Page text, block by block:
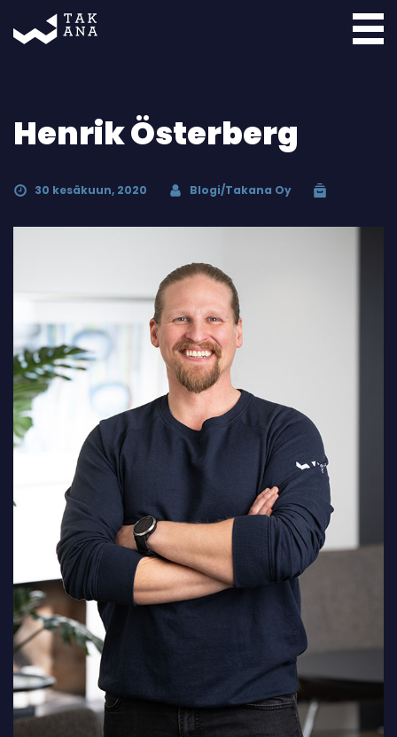
Henrik Österberg
30 kesäkuun, 2020 Blogi/Takana Oy